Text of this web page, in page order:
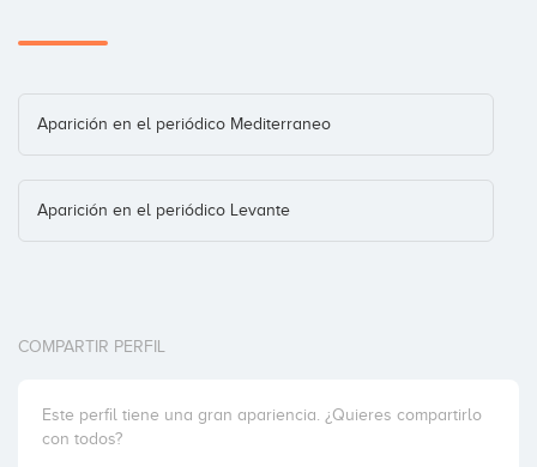
Aparición en el periódico Mediterraneo
Aparición en el periódico Levante
COMPARTIR PERFIL
Este perfil tiene una gran apariencia. ¿Quieres compartirlo
con todos?